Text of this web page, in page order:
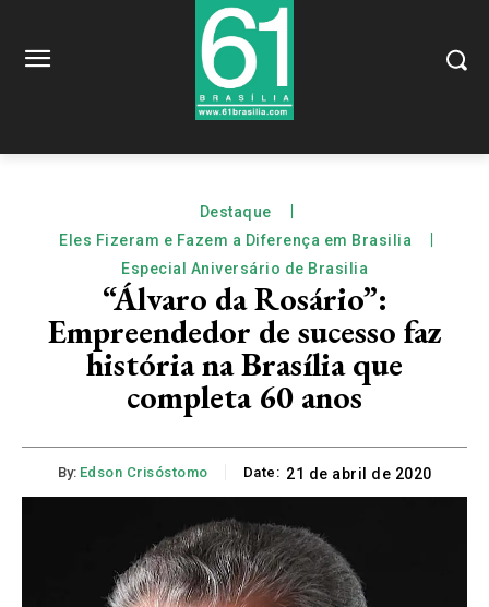
Destaque
Eles Fizeram e Fazem a Diferença em Brasilia
Especial Aniversário de Brasilia
“Álvaro da Rosário”:
Empreendedor de sucesso faz
história na Brasília que
completa 60 anos
By: Edson Crisóstomo Date: 21 de abril de 2020